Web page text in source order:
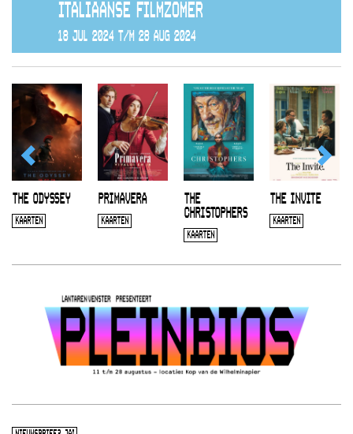
ITALIAANSE FILMZOMER
18 JUL 2024 T/M 28 AUG 2024
THE ODYSSEY
KAARTEN
PRIMAVERA
KAARTEN
THE
CHRISTOPHERS
KAARTEN
THE INVITE
KAARTEN